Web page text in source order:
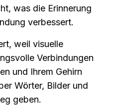
was die Erinnerung
verbessert.
weil visuelle
Verbindungen
und Ihrem Gehirn
Wörter, Bilder und
geben.